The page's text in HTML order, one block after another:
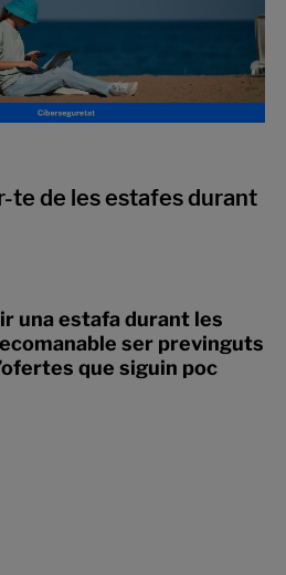
te de les estafes durant
una estafa durant les
ser previnguts
que siguin poc